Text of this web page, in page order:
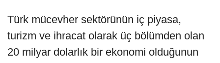
Türk mücevher sektörünün iç piyasa,
turizm ve ihracat olarak üç bölümden olan
20 milyar dolarlık bir ekonomi olduğunun